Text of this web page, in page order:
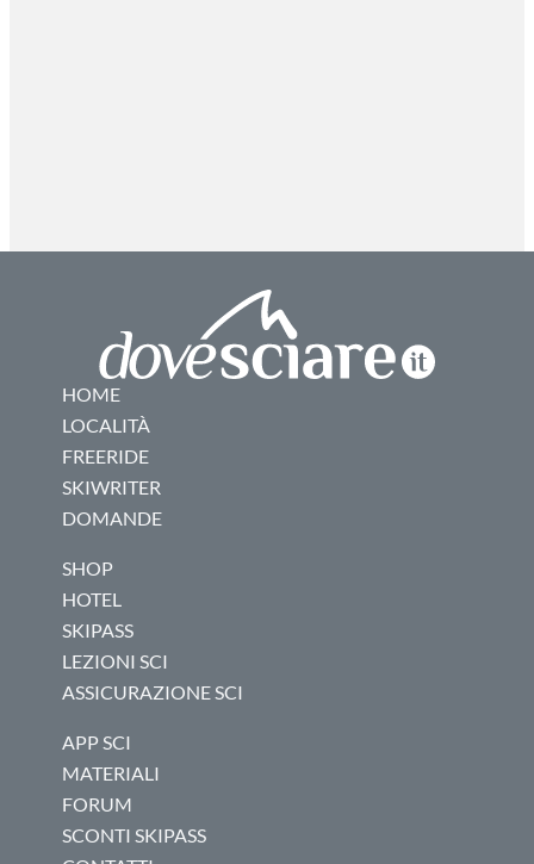
HOME
LOCALITÀ
FREERIDE
SKIWRITER
DOMANDE
SHOP
HOTEL
SKIPASS
LEZIONI SCI
ASSICURAZIONE SCI
APP SCI
MATERIALI
FORUM
SCONTI SKIPASS